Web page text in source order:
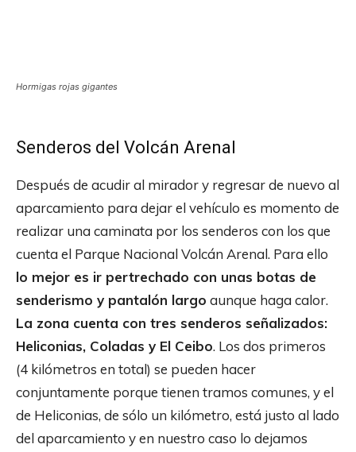
Hormigas rojas gigantes
Senderos del Volcán Arenal
Después de acudir al mirador y regresar de nuevo al
aparcamiento para dejar el vehículo es momento de
realizar una caminata por los senderos con los que
cuenta el Parque Nacional Volcán Arenal. Para ello
lo mejor es ir pertrechado con unas botas de
senderismo y pantalón largo aunque haga calor.
La zona cuenta con tres senderos señalizados:
Heliconias, Coladas y El Ceibo. Los dos primeros
(4 kilómetros en total) se pueden hacer
conjuntamente porque tienen tramos comunes, y el
de Heliconias, de sólo un kilómetro, está justo al lado
del aparcamiento y en nuestro caso lo dejamos